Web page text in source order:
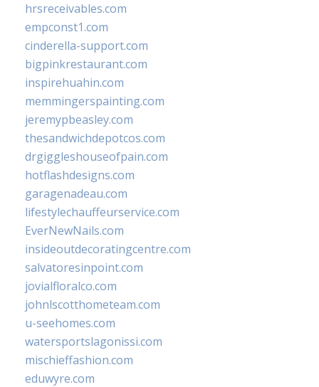
hrsreceivables.com
empconst1.com
cinderella-support.com
bigpinkrestaurant.com
inspirehuahin.com
memmingerspainting.com
jeremypbeasley.com
thesandwichdepotcos.com
drgiggleshouseofpain.com
hotflashdesigns.com
garagenadeau.com
lifestylechauffeurservice.com
EverNewNails.com
insideoutdecoratingcentre.com
salvatoresinpoint.com
jovialfloralco.com
johnlscotthometeam.com
u-seehomes.com
watersportslagonissi.com
mischieffashion.com
eduwyre.com